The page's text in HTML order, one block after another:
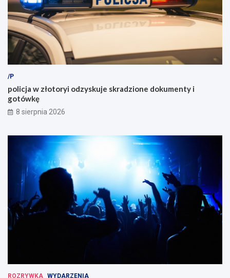
/P
policja w złotoryi odzyskuje skradzione dokumenty i
gotówkę
8 sierpnia 2026
ROZRYWKA WYDARZENIA